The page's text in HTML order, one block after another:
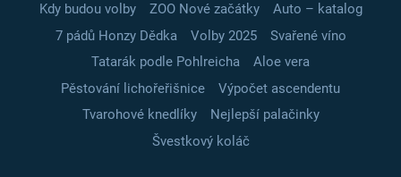
Kdy budou volby
ZOO Nové začátky
Auto – katalog
7 pádů Honzy Dědka
Volby 2025
Svařené víno
Tatarák podle Pohlreicha
Aloe vera
Pěstování lichořeřišnice
Výpočet ascendentu
Tvarohové knedlíky
Nejlepší palačinky
Švestkový koláč